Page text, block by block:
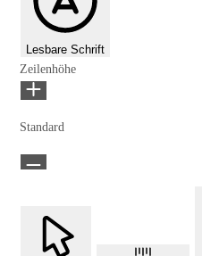
Lesbare Schrift
Zeilenhöhe
Standard